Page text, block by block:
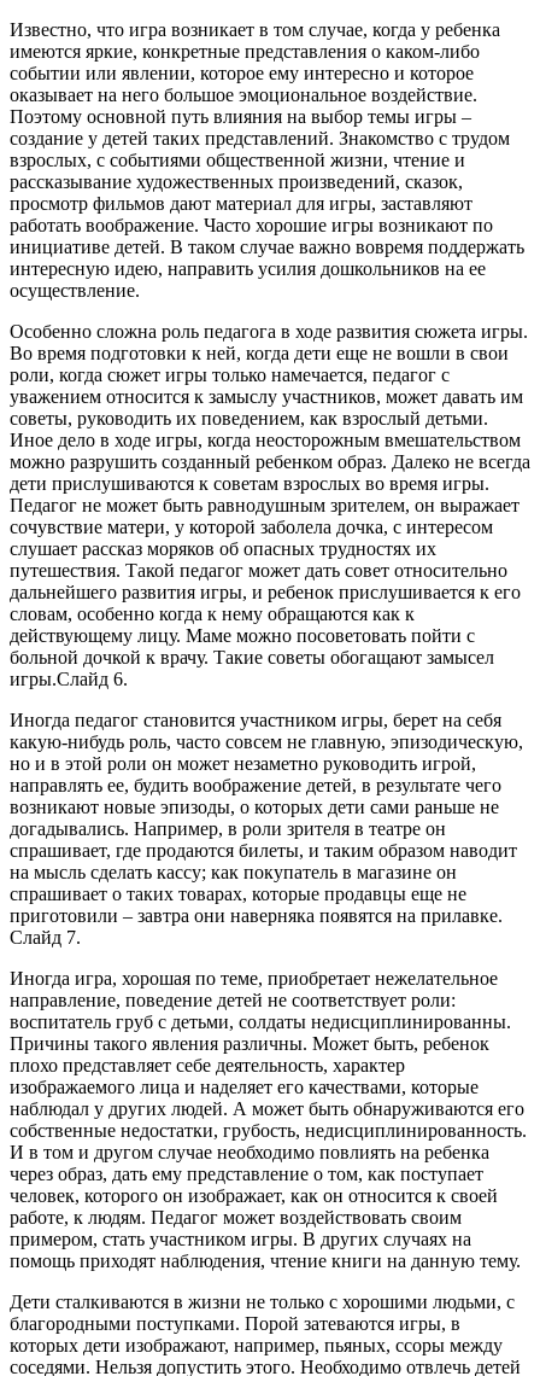
Известно, что игра возникает в том случае, когда у ребенка
имеются яркие, конкретные представления о каком-либо
событии или явлении, которое ему интересно и которое
оказывает на него большое эмоциональное воздействие.
Поэтому основной путь влияния на выбор темы игры –
создание у детей таких представлений. Знакомство с трудом
взрослых, с событиями общественной жизни, чтение и
рассказывание художественных произведений, сказок,
просмотр фильмов дают материал для игры, заставляют
работать воображение. Часто хорошие игры возникают по
инициативе детей. В таком случае важно вовремя поддержать
интересную идею, направить усилия дошкольников на ее
осуществление.
Особенно сложна роль педагога в ходе развития сюжета игры.
Во время подготовки к ней, когда дети еще не вошли в свои
роли, когда сюжет игры только намечается, педагог с
уважением относится к замыслу участников, может давать им
советы, руководить их поведением, как взрослый детьми.
Иное дело в ходе игры, когда неосторожным вмешательством
можно разрушить созданный ребенком образ. Далеко не всегда
дети прислушиваются к советам взрослых во время игры.
Педагог не может быть равнодушным зрителем, он выражает
сочувствие матери, у которой заболела дочка, с интересом
слушает рассказ моряков об опасных трудностях их
путешествия. Такой педагог может дать совет относительно
дальнейшего развития игры, и ребенок прислушивается к его
словам, особенно когда к нему обращаются как к
действующему лицу. Маме можно посоветовать пойти с
больной дочкой к врачу. Такие советы обогащают замысел
игры.Слайд 6.
Иногда педагог становится участником игры, берет на себя
какую-нибудь роль, часто совсем не главную, эпизодическую,
но и в этой роли он может незаметно руководить игрой,
направлять ее, будить воображение детей, в результате чего
возникают новые эпизоды, о которых дети сами раньше не
догадывались. Например, в роли зрителя в театре он
спрашивает, где продаются билеты, и таким образом наводит
на мысль сделать кассу; как покупатель в магазине он
спрашивает о таких товарах, которые продавцы еще не
приготовили – завтра они наверняка появятся на прилавке.
Слайд 7.
Иногда игра, хорошая по теме, приобретает нежелательное
направление, поведение детей не соответствует роли:
воспитатель груб с детьми, солдаты недисциплинированны.
Причины такого явления различны. Может быть, ребенок
плохо представляет себе деятельность, характер
изображаемого лица и наделяет его качествами, которые
наблюдал у других людей. А может быть обнаруживаются его
собственные недостатки, грубость, недисциплинированность.
И в том и другом случае необходимо повлиять на ребенка
через образ, дать ему представление о том, как поступает
человек, которого он изображает, как он относится к своей
работе, к людям. Педагог может воздействовать своим
примером, стать участником игры. В других случаях на
помощь приходят наблюдения, чтение книги на данную тему.
Дети сталкиваются в жизни не только с хорошими людьми, с
благородными поступками. Порой затеваются игры, в
которых дети изображают, например, пьяных, ссоры между
соседями. Нельзя допустить этого. Необходимо отвлечь детей